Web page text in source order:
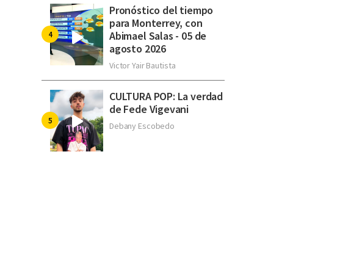
Pronóstico del tiempo
para Monterrey, con
Abimael Salas - 05 de
agosto 2026
Victor Yair Bautista
CULTURA POP: La verdad
de Fede Vigevani
Debany Escobedo